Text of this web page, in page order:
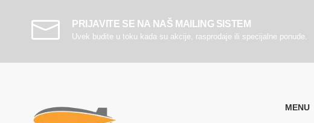
PRIJAVITE SE NA NAŠ MAILING SISTEM
Uvek budite u toku kada su akcije, rasprodaje ili specijalne ponude.
MENU